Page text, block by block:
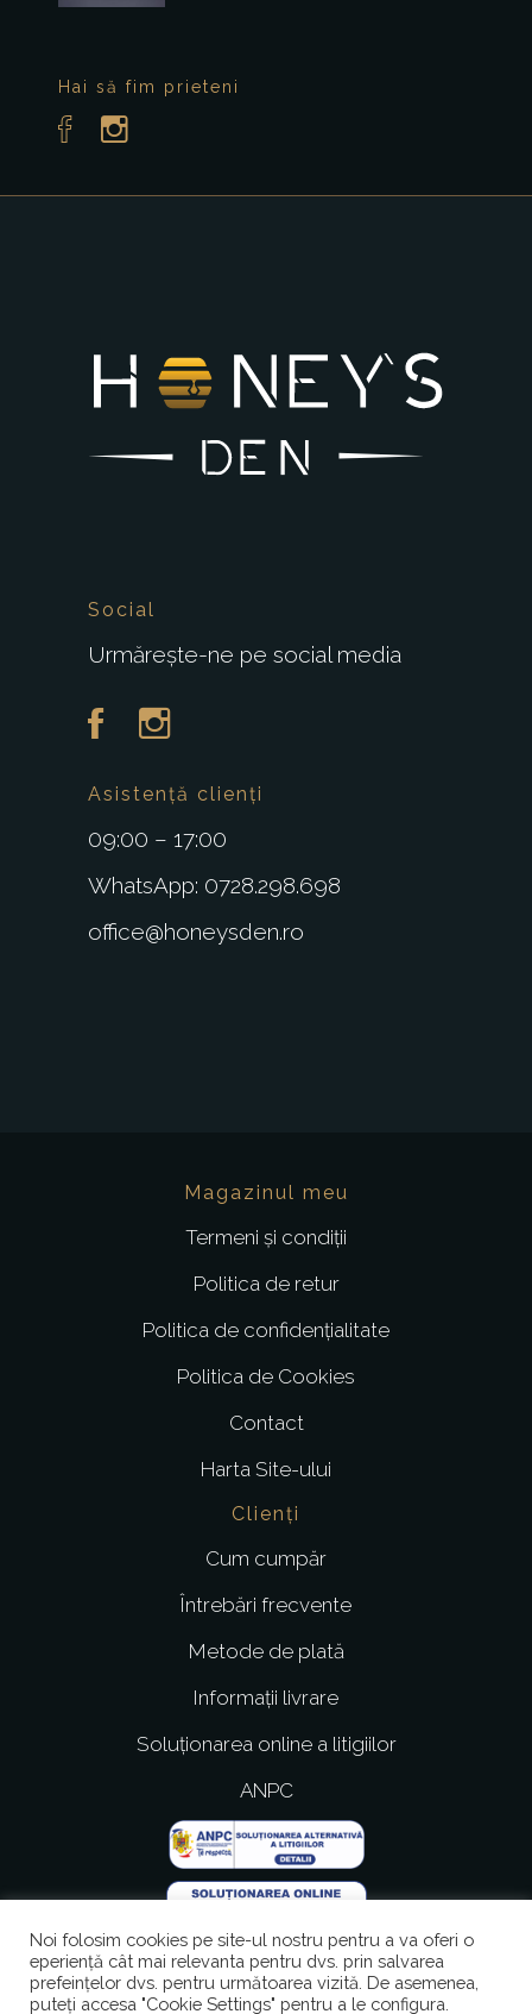
Hai să fim prieteni
Social
Urmărește-ne pe social media
Asistență clienți
09:00 – 17:00
WhatsApp: 0728.298.698
office@honeysden.ro
Magazinul meu
Termeni și condiții
Politica de retur
Politica de confidențialitate
Politica de Cookies
Contact
Harta Site-ului
Clienți
Cum cumpăr
Întrebări frecvente
Metode de plată
Informații livrare
Soluționarea online a litigiilor
ANPC
Procesator de plăți
Noi folosim cookies pe site-ul nostru pentru a va oferi o
eperiență cât mai relevanta pentru dvs. prin salvarea
prefeințelor dvs. pentru următoarea vizită. De asemenea,
puteți accesa "Cookie Settings" pentru a le configura.